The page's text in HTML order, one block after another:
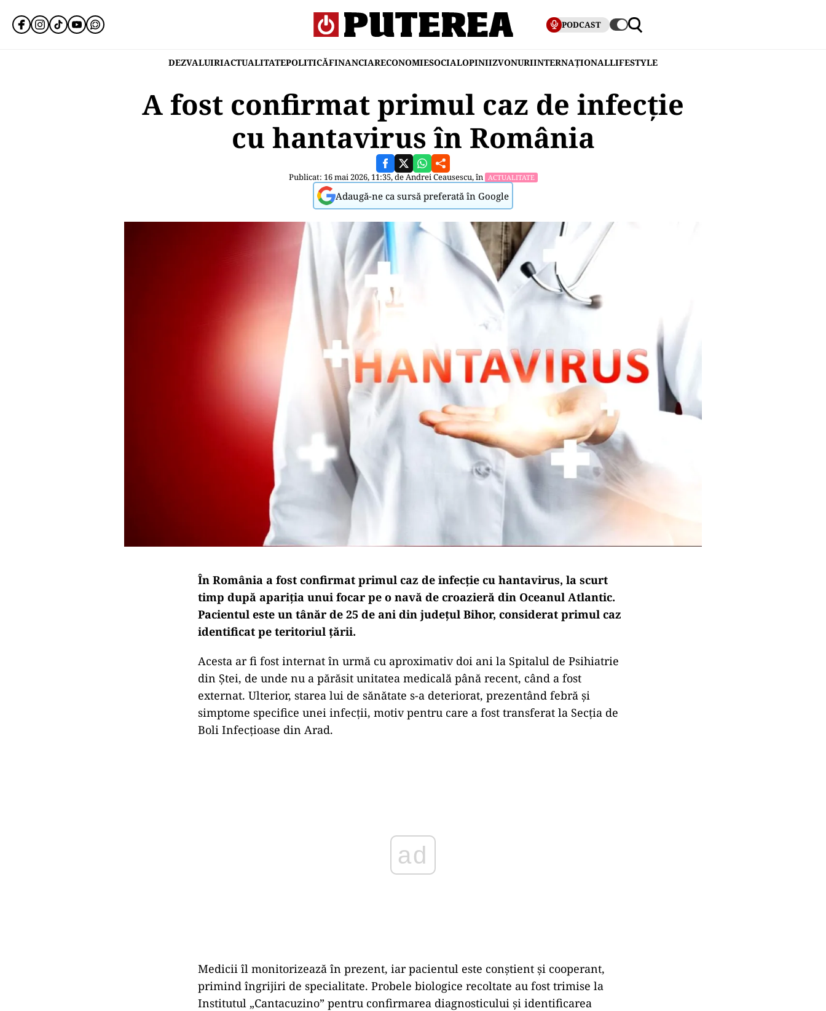
PODCAST
DEZVALUIRIACTUALITATEPOLITICĂFINANCIARECONOMIESOCIALOPINIIZVONURIINTERNAȚIONALLIFESTYLE
A fost confirmat primul caz de infecție
cu hantavirus în România
Publicat: 16 mai 2026, 11:35, deAndrei Ceausescu, în ACTUALITATE
Adaugă-ne ca sursă preferată în Google
În România a fost confirmat primul caz de infecție cu hantavirus, la scurt
timp după apariția unui focar pe o navă de croazieră din Oceanul Atlantic.
Pacientul este un tânăr de 25 de ani din județul Bihor, considerat primul caz
identificat pe teritoriul țării.
Acesta ar fi fost internat în urmă cu aproximativ doi ani la Spitalul de Psihiatrie
din Ștei, de unde nu a părăsit unitatea medicală până recent, când a fost
externat. Ulterior, starea lui de sănătate s-a deteriorat, prezentând febră și
simptome specifice unei infecții, motiv pentru care a fost transferat la Secția de
Boli Infecțioase din Arad.
Medicii îl monitorizează în prezent, iar pacientul este conștient și cooperant,
primind îngrijiri de specialitate. Probele biologice recoltate au fost trimise la
Institutul „Cantacuzino” pentru confirmarea diagnosticului și identificarea